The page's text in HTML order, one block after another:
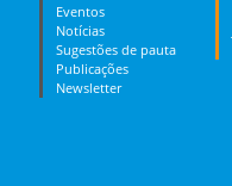
Eventos
Notícias
Sugestões de pauta
Publicações
Newsletter